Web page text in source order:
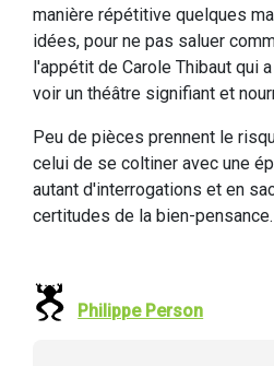
manière répétitive quelques
idées, pour ne pas saluer
l'appétit de Carole Thibaut qui
voir un théâtre signifiant et
Peu de pièces prennent le
celui de se coltiner avec une
autant d'interrogations et en
certitudes de la bien-pensance.
Philippe Person